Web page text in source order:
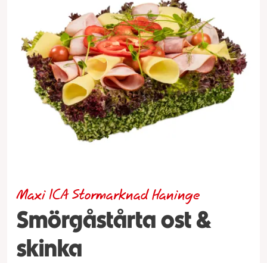
Smörgåstårta ost &
skinka
Maxi ICA Stormarknad Haninge